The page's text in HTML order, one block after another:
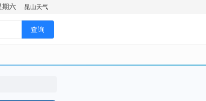
期六 昆山天气
查询